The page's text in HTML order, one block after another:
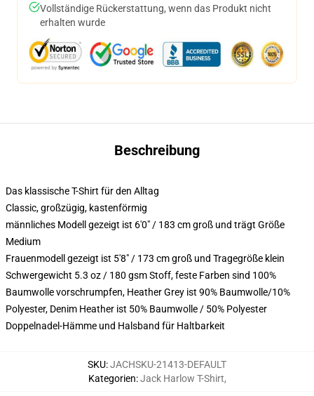
Vollständige Rückerstattung, wenn das Produkt nicht
erhalten wurde
Beschreibung
Das klassische T-Shirt für den Alltag
Classic, großzügig, kastenförmig
männliches Modell gezeigt ist 6'0" / 183 cm groß und trägt Größe
Medium
Frauenmodell gezeigt ist 5'8" / 173 cm groß und Tragegröße klein
Schwergewicht 5.3 oz / 180 gsm Stoff, feste Farben sind 100%
Baumwolle vorschrumpfen, Heather Grey ist 90% Baumwolle/10%
Polyester, Denim Heather ist 50% Baumwolle / 50% Polyester
Doppelnadel-Hämme und Halsband für Haltbarkeit
SKU:JACHSKU-21413-DEFAULT
Kategorien:Jack Harlow T-Shirt,